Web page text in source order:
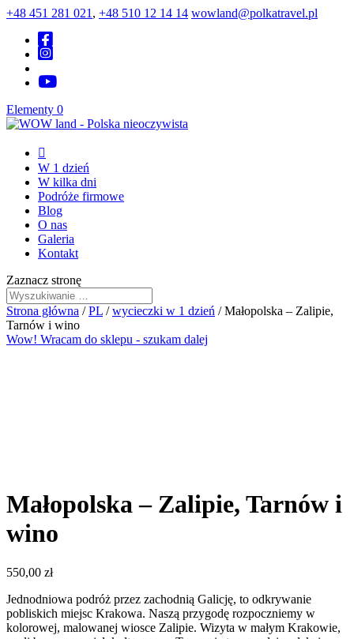
+48 451 281 021 , +48 510 12 14 14 wowland@polkatravel.pl
Elementy 0

W 1 dzień
W kilka dni
Podróże firmowe
Blog
O nas
Galeria
Kontakt
Zaznacz stronę
Strona główna /PL /wycieczki w 1 dzień / Małopolska – Zalipie,
Tarnów i wino
Wow! Wracam do sklepu - szukam dalej
Małopolska – Zalipie, Tarnów i
wino
550,00 zł
Jednodniowa podróż przez zachodnią Galicję, to odkrywanie
pobliskich miejsc Krakowa. Naszą przygodę rozpoczniemy w
kolorowej, malowanej wiosce Zalipie. Wizyta w małym Krakowie,